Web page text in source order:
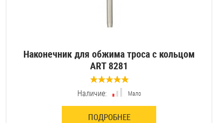
Наконечник для обжима троса с кольцом
ART 8281
0 отзывов
Наличие: Мало
ПОДРОБНЕЕ